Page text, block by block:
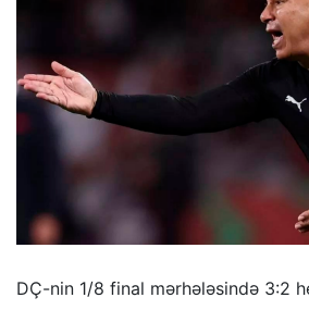
DÇ-nin 1/8 final mərhələsində 3:2